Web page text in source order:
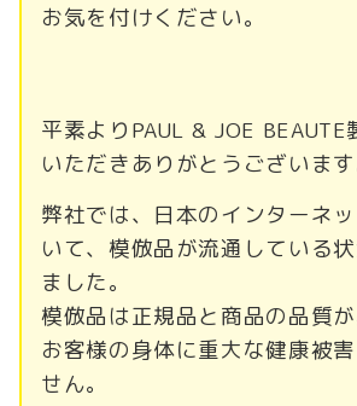
お気を付けください。
平素よりPAUL & JOE BEAUTE
いただきありがとうございます
弊社では、日本のインターネ
いて、模倣品が流通している
ました。
模倣品は正規品と商品の品質が
お客様の身体に重大な健康被
せん。